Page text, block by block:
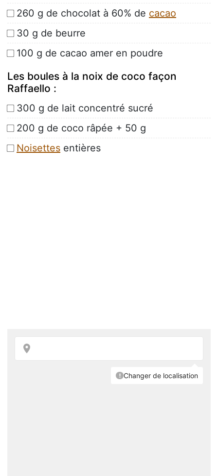
260 g de chocolat à 60% de cacao
30 g de beurre
100 g de cacao amer en poudre
Les boules à la noix de coco façon
Raffaello :
300 g de lait concentré sucré
200 g de coco râpée + 50 g
Noisettes entières